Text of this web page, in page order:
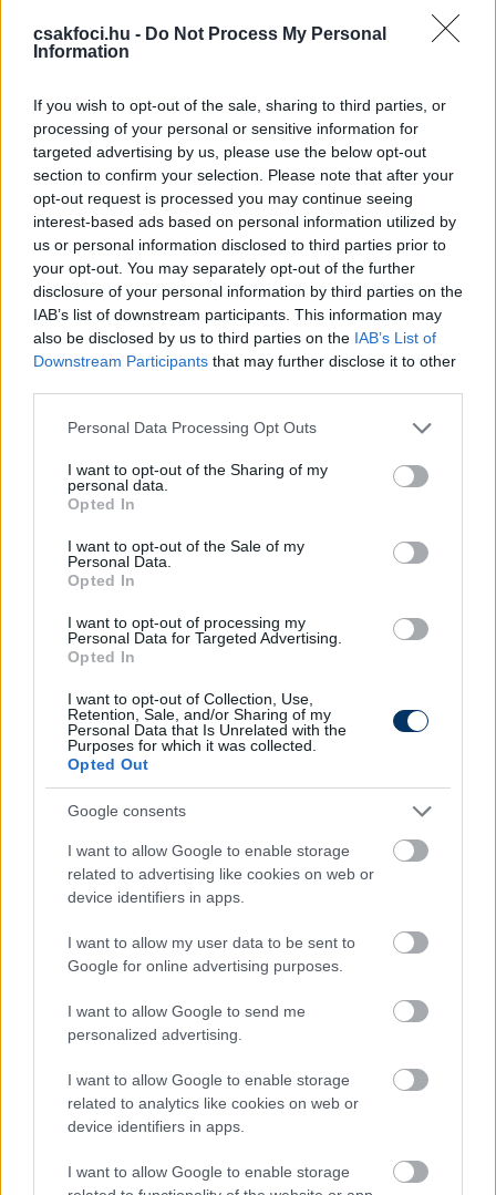
csakfoci.hu - Do Not Process My Personal
Information
If you wish to opt-out of the sale, sharing to third parties, or
processing of your personal or sensitive information for
targeted advertising by us, please use the below opt-out
section to confirm your selection. Please note that after your
opt-out request is processed you may continue seeing
interest-based ads based on personal information utilized by
us or personal information disclosed to third parties prior to
your opt-out. You may separately opt-out of the further
disclosure of your personal information by third parties on the
IAB’s list of downstream participants. This information may
also be disclosed by us to third parties on the IAB’s List of
Downstream Participants that may further disclose it to other
Please note that this website/app uses one or more Google
not limited to your visit or usage behaviour. You may click to
grant or deny consent to Google and its third-party tags to
use your data for below specified purposes in below Google
consent section.
Personal Data Processing Opt Outs
I want to opt-out of the Sharing of my
personal data.
Opted In
I want to opt-out of the Sale of my
Personal Data.
Opted In
I want to opt-out of processing my
Personal Data for Targeted Advertising.
Opted In
I want to opt-out of Collection, Use,
Retention, Sale, and/or Sharing of my
Personal Data that Is Unrelated with the
Purposes for which it was collected.
Opted Out
Google consents
I want to allow Google to enable storage
related to advertising like cookies on web or
device identifiers in apps.
I want to allow my user data to be sent to
Google for online advertising purposes.
I want to allow Google to send me
personalized advertising.
I want to allow Google to enable storage
related to analytics like cookies on web or
device identifiers in apps.
I want to allow Google to enable storage
magyar játékost tudunk ugyanarra a posztra
megszerezni. A másodosztályból érkezik ugyan, de
az élvonalban is jó teljesítményt nyújtson, és a
csapatunk segítségére legyen. Bízom benne, hogy a
féléves kölcsönadás ideje alatt megmutatja, hogy
az élvonalban hosszabb távon lehet rá számítani, és
a nyáron a lehetőségünk meglesz arra, hogy végleg
megszerezzük, és olyan teljesítményt nyújt majd,
ami ezt indokolttá is teszi.
Ötvös Bence korábbi csapatában, a Nyíregyháza
Spartacusban 2017 tavaszán mutatkozott be az
NB II-ben, azóta 77 bajnoki mérkőzésen lépett
pályára és hat gólt szerzett. Az őszi szezonban 17
meccsen ötször volt eredményes.
Újra pörög az átigazolási rovatunk, ahol minden
tény, hír, pletyka megtalálható a hazai piacról:
Olvastad már?
A Loki Kazahsztánból igazolhat jól
ismert támadót - hazai átigazolási
hírek
az NB II és légiósainkat érintő piaci híreket gyűjtjük
egy csokorba Nektek. Cikkünk folyamatosan frissül.
Elolvasom
Itt állíthatod be, hogy a Csakfoci az elsők